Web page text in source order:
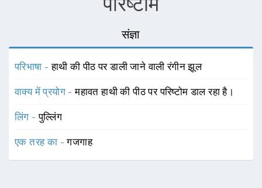
संज्ञा
परिभाषा -हाथी की पीठ पर डाली जाने वाली रंगीन झूल
वाक्य में प्रयोग -महावत हाथी की पीठ पर परिष्टोम डाल रहा है।
लिंग -पुल्लिंग
एक तरह का -गजगाह